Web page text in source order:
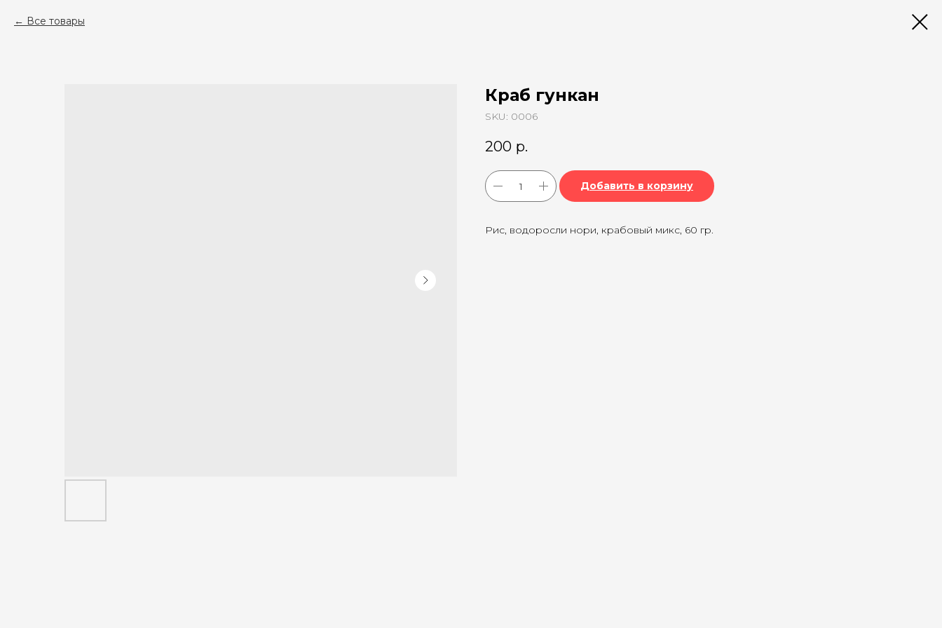
Все товары
Краб гункан
SKU: 0006
200 р.
Добавить в корзину
Рис, водоросли нори, крабовый микс, 60 гр.